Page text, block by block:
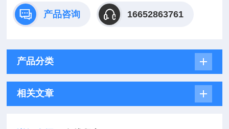
产品咨询 16652863761
产品分类
相关文章